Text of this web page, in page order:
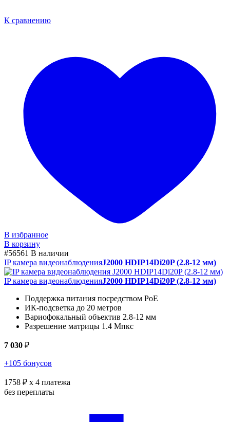
К сравнению
В избранное
В корзину
#56561 В наличии
IP камера видеонаблюденияJ2000 HDIP14Di20P (2.8-12 мм)
IP камера видеонаблюденияJ2000 HDIP14Di20P (2.8-12 мм)
Поддержка питания посредством PoE
ИК-подсветка до 20 метров
Вариофокальный объектив 2.8-12 мм
Разрешение матрицы 1.4 Мпкс
7 030 ₽
+105 бонусов
1758 ₽ x 4 платежа
без переплаты